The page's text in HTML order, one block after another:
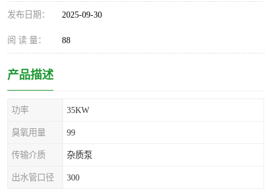
发布日期： 2025-09-30
阅 读 量： 88
产品描述
功率 35KW
臭氧用量 99
传输介质 杂质泵
出水管口径 300